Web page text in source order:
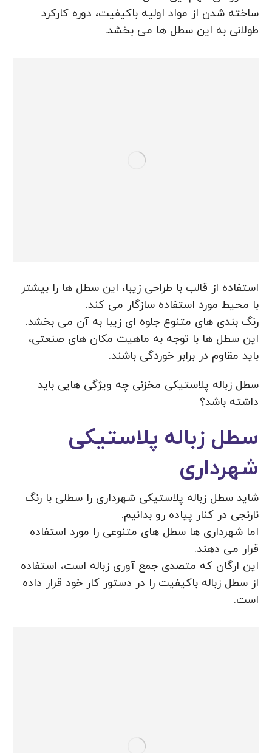
ساخته شدن از مواد اولیه باکیفیت، دوره کارکرد
طولانی به این سطل ها می بخشد.
استفاده از قالب با طراحی زیبا، این سطل ها را بیشتر
با محیط مورد استفاده سازگار می کند.
رنگ بندی های متنوع جلوه ای زیبا به آن می بخشد.
این سطل ها با توجه به ماهیت مکان های صنعتی،
باید مقاوم در برابر خوردگی باشند.
سطل زباله پلاستیکی مخزنی چه ویژگی هایی باید
داشته باشد؟
سطل زباله پلاستیکی
شهرداری
شاید سطل زباله پلاستیکی شهرداری را سطلی با رنگ
نارنجی در کنار پیاده رو بدانیم.
اما شهرداری ها سطل های متنوعی را مورد استفاده
قرار می دهند.
این ارگان که متصدی جمع آوری زباله است، استفاده
از سطل زباله باکیفیت را در دستور کار خود قرار داده
است.